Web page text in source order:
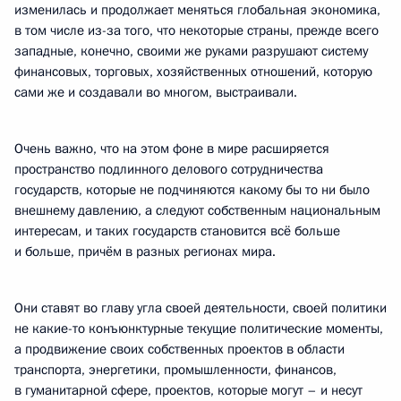
изменилась и продолжает меняться глобальная экономика,
в том числе из-за того, что некоторые страны, прежде всего
западные, конечно, своими же руками разрушают систему
финансовых, торговых, хозяйственных отношений, которую
сами же и создавали во многом, выстраивали.
Очень важно, что на этом фоне в мире расширяется
пространство подлинного делового сотрудничества
государств, которые не подчиняются какому бы то ни было
внешнему давлению, а следуют собственным национальным
интересам, и таких государств становится всё больше
и больше, причём в разных регионах мира.
Они ставят во главу угла своей деятельности, своей политики
не какие-то конъюнктурные текущие политические моменты,
а продвижение своих собственных проектов в области
транспорта, энергетики, промышленности, финансов,
в гуманитарной сфере, проектов, которые могут – и несут